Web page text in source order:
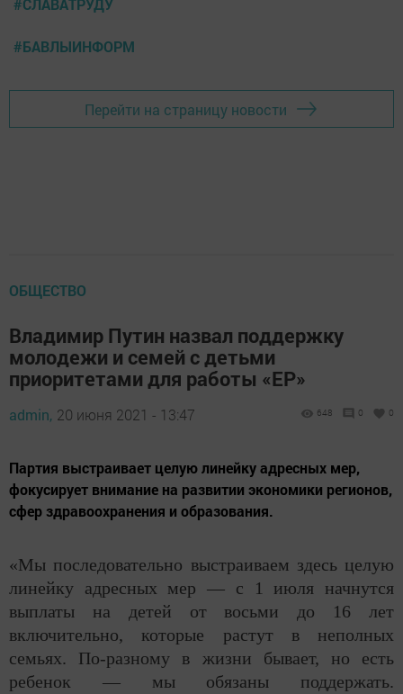
#СЛАВАТРУДУ
#БАВЛЫИНФОРМ
Перейти на страницу новости
ОБЩЕСТВО
Владимир Путин назвал поддержку
молодежи и семей с детьми
приоритетами для работы «ЕР»
admin, 20 июня 2021 - 13:47 648 0 0
Партия выстраивает целую линейку адресных мер,
фокусирует внимание на развитии экономики регионов,
сфер здравоохранения и образования.
«Мы последовательно выстраиваем здесь целую
линейку адресных мер — с 1 июля начнутся
выплаты на детей от восьми до 16 лет
включительно, которые растут в неполных
семьях. По-разному в жизни бывает, но есть
ребенок — мы обязаны поддержать.